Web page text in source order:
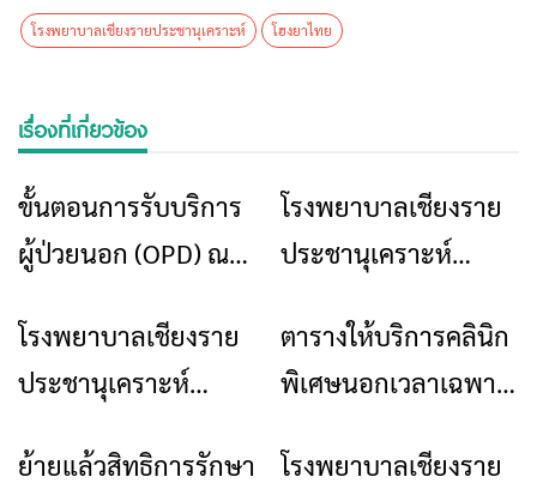
โรงพยาบาลเชียงรายประชานุเคราะห์ โฮงยาไทย
เรื่องที่เกี่ยวข้อง
ข่าวเชียงราย
ขั้นตอนการรับบริการ
ผู้ป่วยนอก (OPD) ณ
ประชานุเคราะห์
ข่าวเชียงราย
โรงพยาบาลเชียงราย
ประชานุเคราะห์
บริการเจาะเลือดในวัน
หยุดเทศกาลปีใหม่ 29
ข่าวเชียงราย
โรงพยาบาลเชียงราย
ประชานุเคราะห์
บุคคลเข้าปฏิบัติงาน
ข่าวเชียงราย
ตารางให้บริการคลินิก
พิเศษนอกเวลาเฉพาะ
เชียงรายประชานุ
ข่าวเชียงราย
ย้ายแล้วสิทธิการรักษา ข่าวเชียงราย
โรงพยาบาลเชียงราย